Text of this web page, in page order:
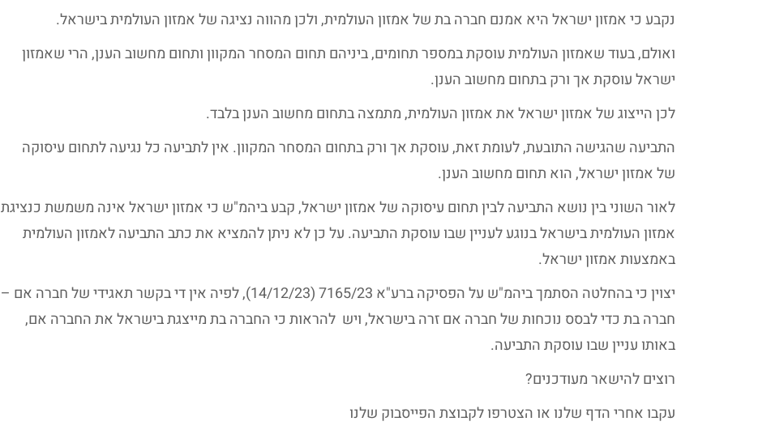
נקבע כי אמזון ישראל היא אמנם חברה בת של אמזון העולמית, ולכן מהווה נציגה של אמזון העולמית בישראל.
ואולם, בעוד שאמזון העולמית עוסקת במספר תחומים, ביניהם תחום המסחר המקוון ותחום מחשוב הענן, הרי שאמזון
ישראל עוסקת אך ורק בתחום מחשוב הענן.
לכן הייצוג של אמזון ישראל את אמזון העולמית, מתמצה בתחום מחשוב הענן בלבד.
התביעה שהגישה התובעת, לעומת זאת, עוסקת אך ורק בתחום המסחר המקוון. אין לתביעה כל נגיעה לתחום עיסוקה
של אמזון ישראל, הוא תחום מחשוב הענן.
לאור השוני בין נושא התביעה לבין תחום עיסוקה של אמזון ישראל, קבע ביהמ"ש כי אמזון ישראל אינה משמשת כנציגת
אמזון העולמית בישראל בנוגע לעניין שבו עוסקת התביעה. על כן לא ניתן להמציא את כתב התביעה לאמזון העולמית
באמצעות אמזון ישראל.
יצוין כי בהחלטה הסתמך ביהמ"ש על הפסיקה ברע"א 7165/23 (14/12/23), לפיה אין די בקשר תאגידי של חברה אם –
חברה בת כדי לבסס נוכחות של חברה אם זרה בישראל, ויש להראות כי החברה בת מייצגת בישראל את החברה אם,
באותו עניין שבו עוסקת התביעה.
רוצים להישאר מעודכנים?
עקבו אחרי הדף שלנו או הצטרפו לקבוצת הפייסבוק שלנו